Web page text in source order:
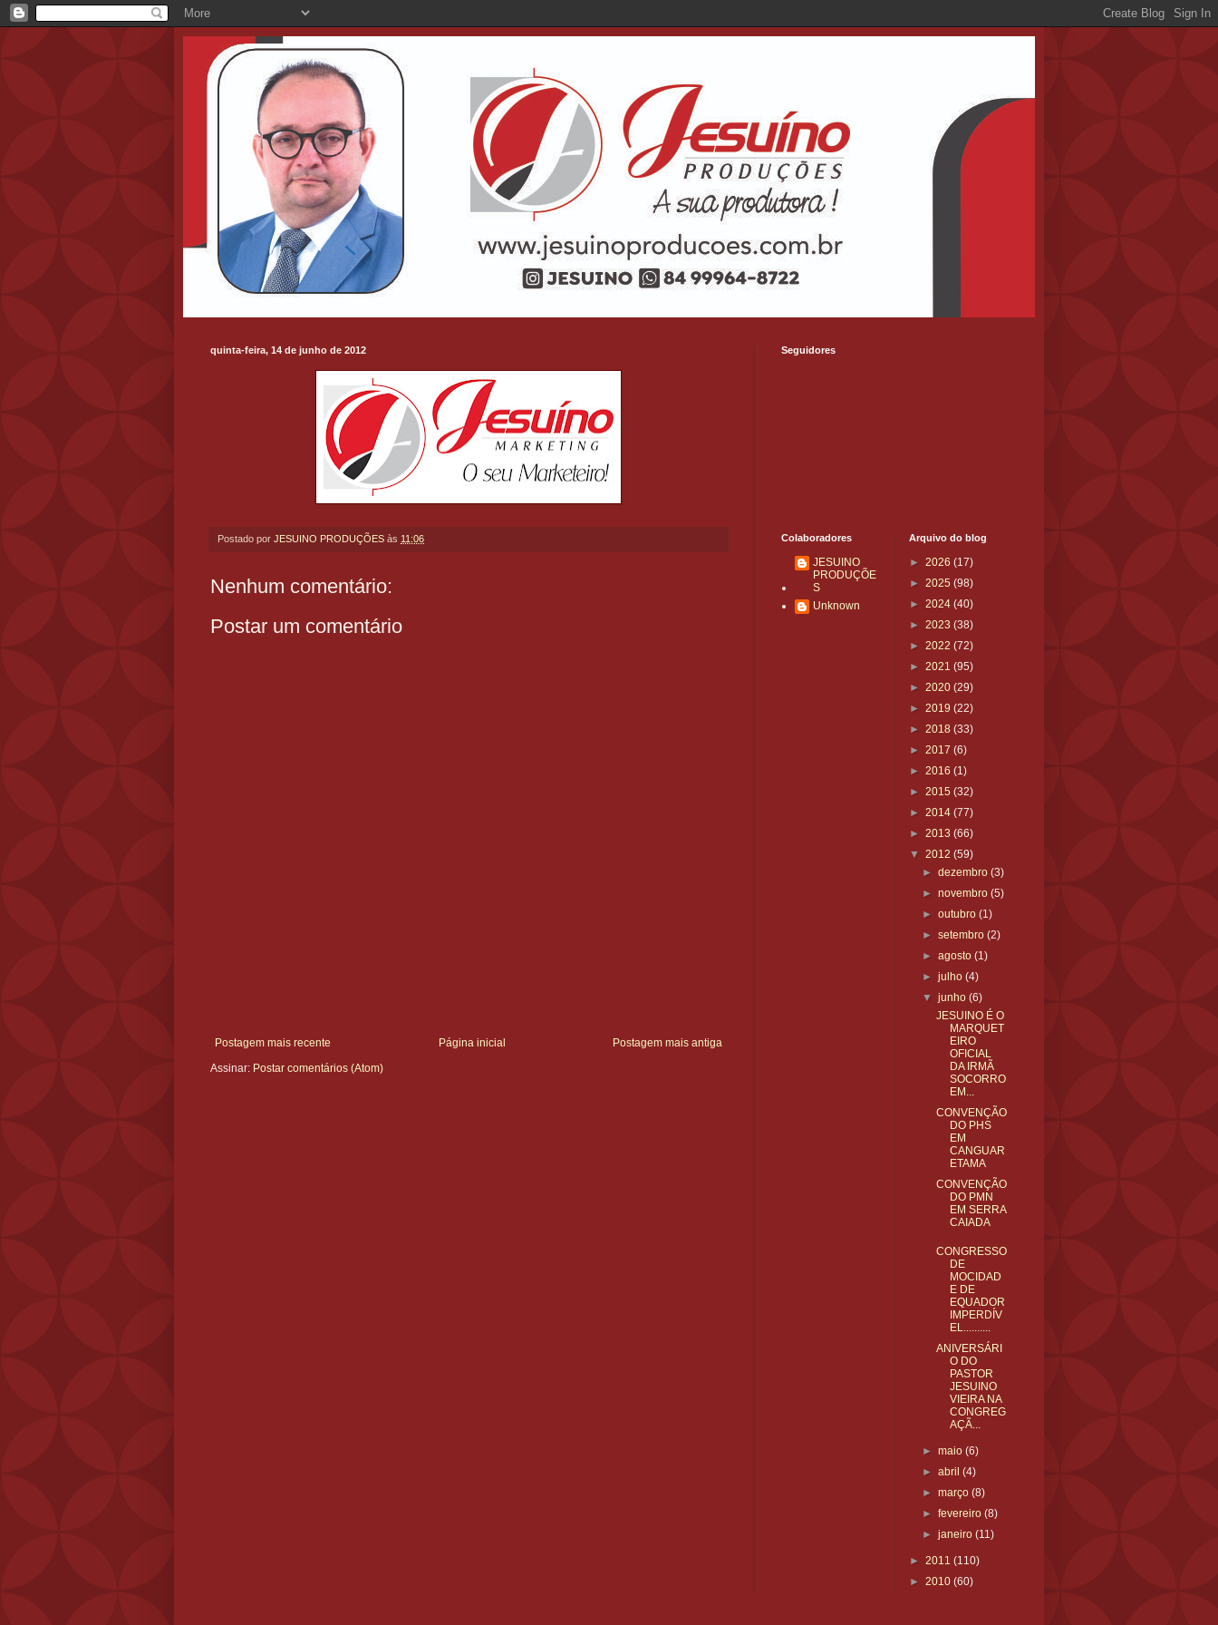
quinta-feira, 14 de junho de 2012
Postado por JESUINO PRODUÇÕES às 11:06
Nenhum comentário:
Postar um comentário
Postagem mais recente Postagem mais antiga
Página inicial
Assinar: Postar comentários (Atom)
Seguidores
Colaboradores
JESUINO
PRODUÇÕE
S
Unknown
Arquivo do blog
► 2026 (17)
► 2025 (98)
► 2024 (40)
► 2023 (38)
► 2022 (72)
► 2021 (95)
► 2020 (29)
► 2019 (22)
► 2018 (33)
► 2017 (6)
► 2016 (1)
► 2015 (32)
► 2014 (77)
► 2013 (66)
▼ 2012 (59)
►dezembro(3)
►novembro(5)
►outubro(1)
►setembro(2)
►agosto(1)
►julho(4)
▼junho(6)
JESUINO É O
MARQUET
EIRO
OFICIAL
DA IRMÃ
SOCORRO
EM...
CONVENÇÃO
DO PHS
EM
CANGUAR
ETAMA
CONVENÇÃO
DO PMN
EM SERRA
CAIADA
CONGRESSO
DE
MOCIDAD
E DE
EQUADOR
IMPERDÍV
EL..........
ANIVERSÁRI
O DO
PASTOR
JESUINO
VIEIRA NA
CONGREG
AÇÃ...
►maio(6)
►abril(4)
►março(8)
►fevereiro(8)
►janeiro(11)
► 2011 (110)
► 2010 (60)